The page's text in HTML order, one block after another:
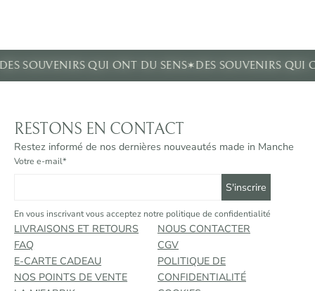
DES SOUVENIRS QUI ONT DU SENS✶DES SOUVENIRS QUI
RESTONS EN CONTACT
Restez informé de nos dernières nouveautés made in Manche
Votre e-mail*
En vous inscrivant vous acceptez notre politique de confidentialité
LIVRAISONS ET RETOURS
FAQ
E-CARTE CADEAU
NOS POINTS DE VENTE
NOUS CONTACTER
CGV
POLITIQUE DE
CONFIDENTIALITÉ